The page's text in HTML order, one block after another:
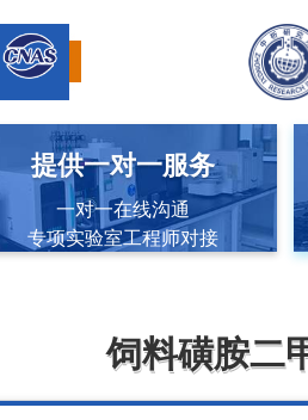
提供一对一服务
一对一在线沟通
专项实验室工程师对接
饲料磺胺二